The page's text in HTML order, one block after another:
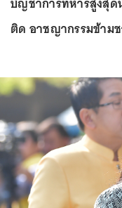
ติด อาชญากรรมข้าม